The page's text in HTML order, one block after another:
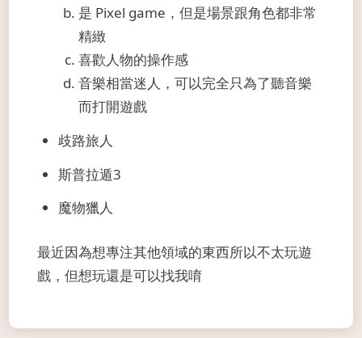
是 Pixel game，但是場景跟角色都非常
精緻
喜歡人物的操作感
音樂相當迷人，可以完全只為了聽音樂
而打開遊戲
歧路旅人
斯普拉遁3
魔物獵人
最近因為想專注其他領域的東西所以不太玩遊
戲，但想玩還是可以找我唷